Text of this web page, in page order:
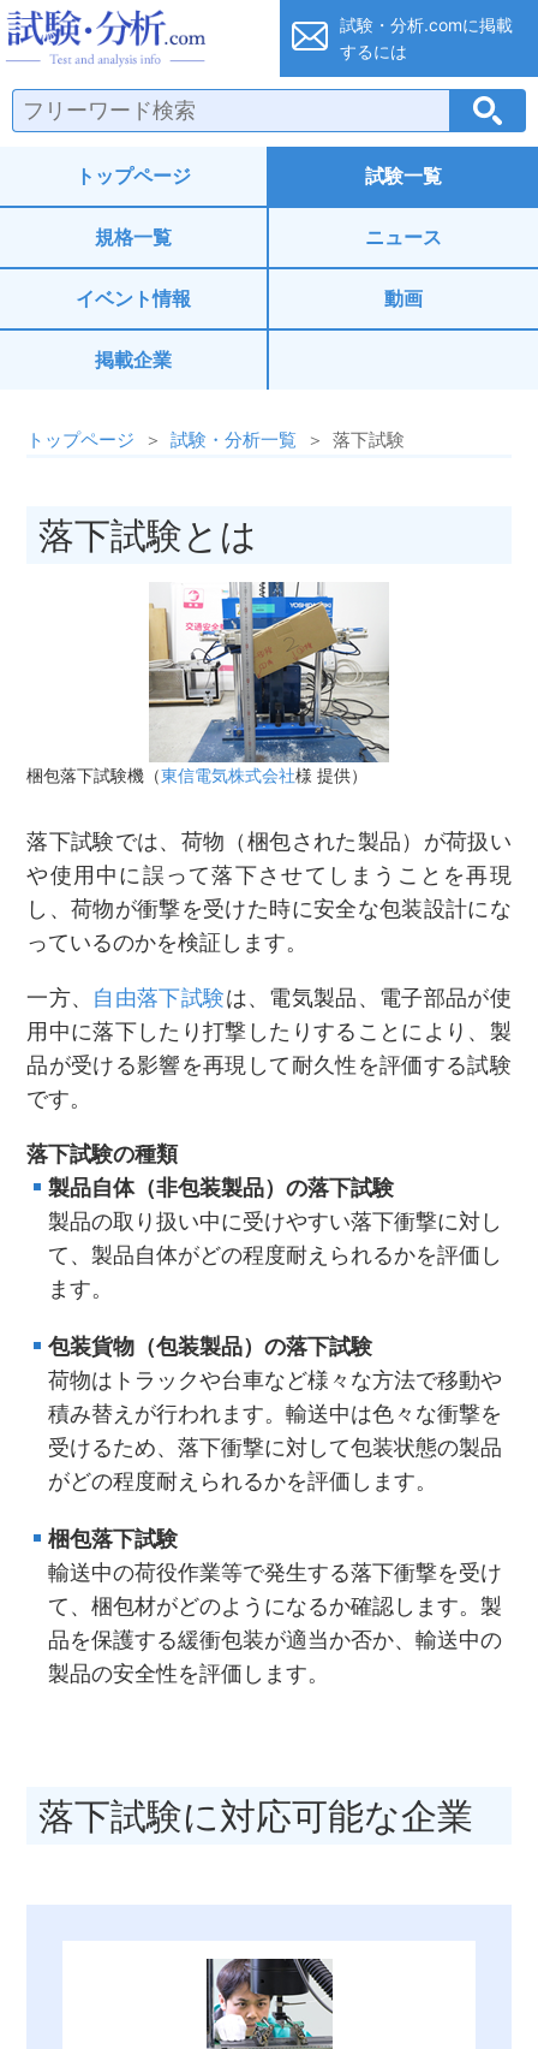
試験・分析
試験・分析.comに掲載
するには
トップページ 試験一覧
規格一覧 ニュース
イベント情報 動画
掲載企業
トップページ 試験・分析一覧 落下試験
落下試験とは
梱包落下試験機 （東信電気株式会社様 提供）
落下試験では、荷物（梱包された製品）が荷扱い
や使用中に誤って落下させてしまうことを再現
し、荷物が衝撃を受けた時に安全な包装設計にな
っているのかを検証します。
一方、 自由落下試験は、電気製品、電子部品が使
用中に落下したり打撃したりすることにより、製
品が受ける影響を再現して耐久性を評価する試験
です。
落下試験の種類
製品自体（非包装製品）の落下試験
製品の取り扱い中に受けやすい落下衝撃に対し
て、製品自体がどの程度耐えられるかを評価し
ます。
包装貨物（包装製品）の落下試験
荷物はトラックや台車など様々な方法で移動や
積み替えが行われます。輸送中は色々な衝撃を
受けるため、落下衝撃に対して包装状態の製品
がどの程度耐えられるかを評価します。
梱包落下試験
輸送中の荷役作業等で発生する落下衝撃を受け
て、梱包材がどのようになるか確認します。製
品を保護する緩衝包装が適当か否か、輸送中の
製品の安全性を評価します。
落下試験に対応可能な企業